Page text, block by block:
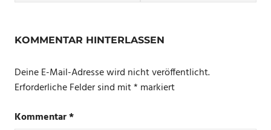
KOMMENTAR HINTERLASSEN
Deine E-Mail-Adresse wird nicht veröffentlicht.
Erforderliche Felder sind mit* markiert
Kommentar*